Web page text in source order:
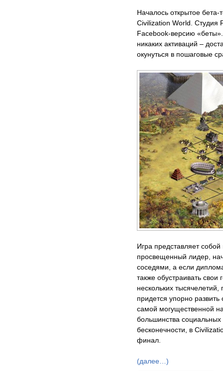
Началось открытое бета-
Civilization World. Студия
Facebook-версию
никаких активаций –
окунуться в пошаговые
Игра представляет
просвещенный лидер,
соседями, а если
также обустраивать
нескольких
придется упорно
самой могущественной
большинства социальных
бесконечности, в
финал.
(далее…)